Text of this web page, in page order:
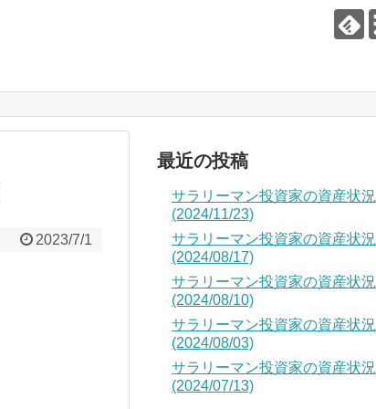
2023/7/1
最近の投稿
サラリーマン投資家の資産状況
(2024/11/23)
サラリーマン投資家の資産状況
(2024/08/17)
サラリーマン投資家の資産状況
(2024/08/10)
サラリーマン投資家の資産状況
(2024/08/03)
サラリーマン投資家の資産状況
(2024/07/13)